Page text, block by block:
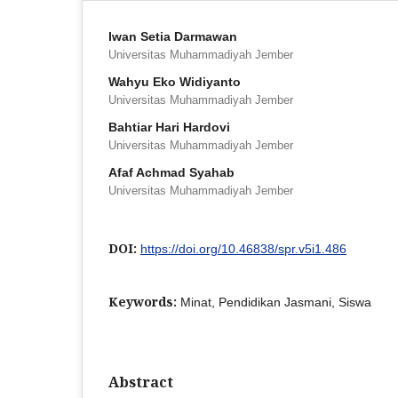
Iwan Setia Darmawan
Universitas Muhammadiyah Jember
Wahyu Eko Widiyanto
Universitas Muhammadiyah Jember
Bahtiar Hari Hardovi
Universitas Muhammadiyah Jember
Afaf Achmad Syahab
Universitas Muhammadiyah Jember
DOI: https://doi.org/10.46838/spr.v5i1.486
Keywords: Minat, Pendidikan Jasmani, Siswa
Abstract